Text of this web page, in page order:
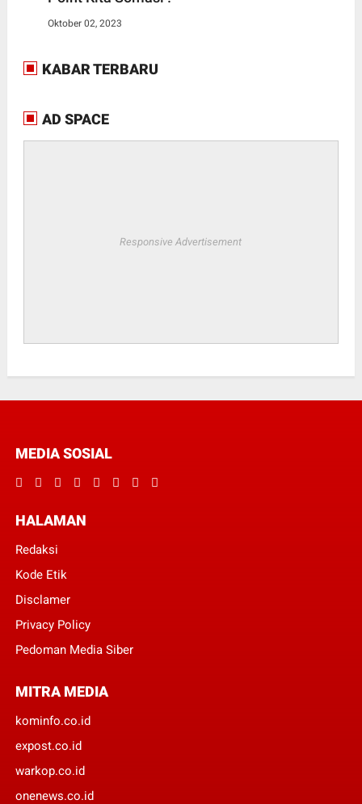
Oktober 02, 2023
KABAR TERBARU
AD SPACE
Responsive Advertisement
MEDIA SOSIAL
HALAMAN
Redaksi
Kode Etik
Disclamer
Privacy Policy
Pedoman Media Siber
MITRA MEDIA
kominfo.co.id
expost.co.id
warkop.co.id
onenews.co.id